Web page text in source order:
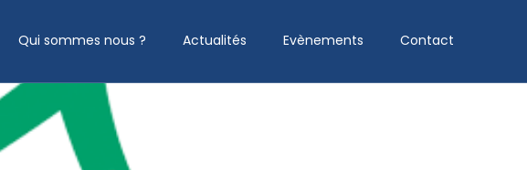
Qui sommes nous ? Actualités Evènements Contact